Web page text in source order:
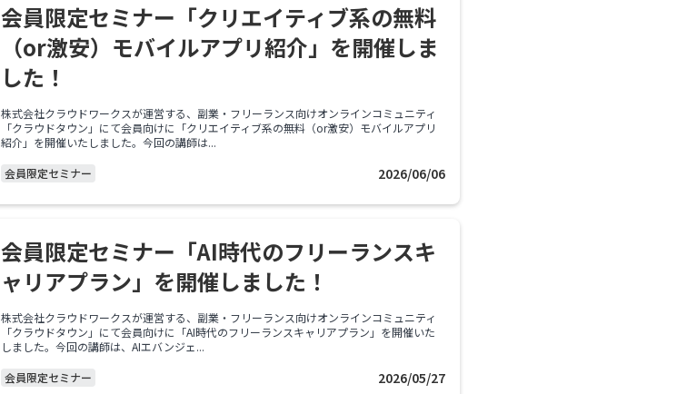
会員限定セミナー「クリエイティブ系の無料
（or激安）モバイルアプリ紹介」を開催しま
した！
株式会社クラウドワークスが運営する、副業・フリーランス向けオンラインコミュニティ
「クラウドタウン」にて会員向けに「クリエイティブ系の無料（or激安）モバイルアプリ
紹介」を開催いたしました。今回の講師は...
会員限定セミナー
2026/06/06
会員限定セミナー「AI時代のフリーランスキ
ャリアプラン」を開催しました！
株式会社クラウドワークスが運営する、副業・フリーランス向けオンラインコミュニティ
「クラウドタウン」にて会員向けに「AI時代のフリーランスキャリアプラン」を開催いた
しました。今回の講師は、AIエバンジェ...
会員限定セミナー
2026/05/27